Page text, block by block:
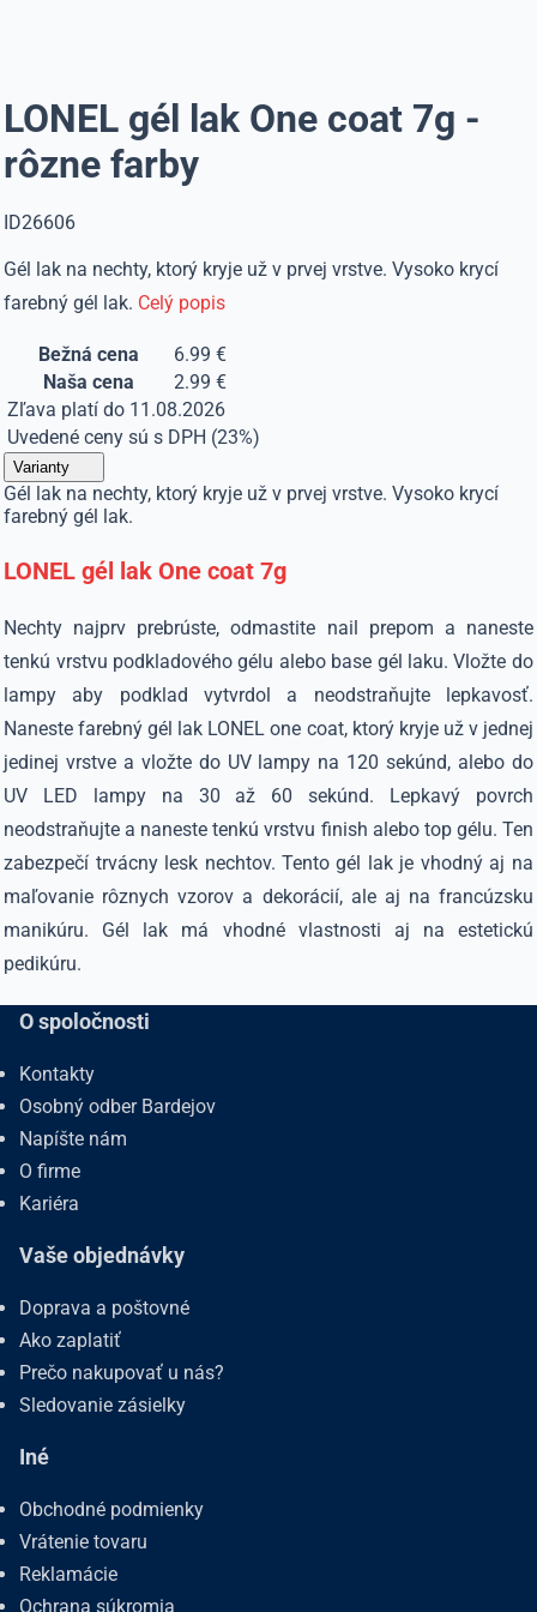
LONEL gél lak One coat 7g -
rôzne farby
ID26606
Gél lak na nechty, ktorý kryje už v prvej vrstve. Vysoko krycí
farebný gél lak. Celý popis
Bežná cena
6.99 €
Naša cena
2.99 €
Zľava platí do 11.08.2026
Uvedené ceny sú s DPH (23%)
Varianty
Gél lak na nechty, ktorý kryje už v prvej vrstve. Vysoko krycí
farebný gél lak.
LONEL gél lak One coat 7g
Nechty najprv prebrúste, odmastite nail prepom a naneste
tenkú vrstvu podkladového gélu alebo base gél laku. Vložte do
lampy aby podklad vytvrdol a neodstraňujte lepkavosť.
Naneste farebný gél lak LONEL one coat, ktorý kryje už v jednej
jedinej vrstve a vložte do UV lampy na 120 sekúnd, alebo do
UV LED lampy na 30 až 60 sekúnd. Lepkavý povrch
neodstraňujte a naneste tenkú vrstvu finish alebo top gélu. Ten
zabezpečí trvácny lesk nechtov. Tento gél lak je vhodný aj na
maľovanie rôznych vzorov a dekorácií, ale aj na francúzsku
manikúru. Gél lak má vhodné vlastnosti aj na estetickú
pedikúru.
O spoločnosti
Kontakty
Osobný odber Bardejov
Napíšte nám
O firme
Kariéra
Vaše objednávky
Doprava a poštovné
Ako zaplatiť
Prečo nakupovať u nás?
Sledovanie zásielky
Iné
Obchodné podmienky
Vrátenie tovaru
Reklamácie
Ochrana súkromia